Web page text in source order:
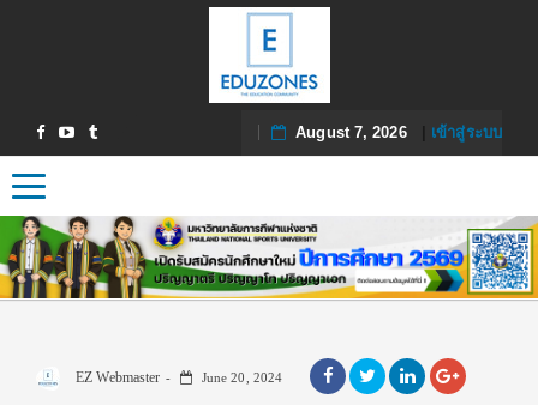
August 7, 2026| เข้าสู่ระบบ
Toggle navigation
EZ Webmaster June 20, 2024